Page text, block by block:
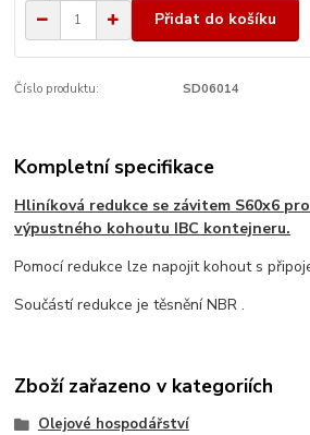
Přidat do košíku
Číslo produktu: SD06014
Kompletní specifikace
Hliníková redukce se závitem S60x6
výpustného kohoutu IBC kontejneru.
Pomocí redukce lze napojit kohout s
Součástí redukce je těsnění NBR .
Zboží zařazeno v kategoriích
Olejové hospodářství